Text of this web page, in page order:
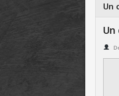
GALERIE
Un